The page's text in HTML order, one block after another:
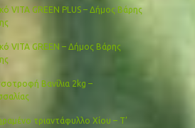
VITA GREEN PLUS – Δήμος Βάρης
VITA GREEN – Δήμος Βάρης
Βανίλια 2kg –
τριαντάφυλλο Χίου – Τ’